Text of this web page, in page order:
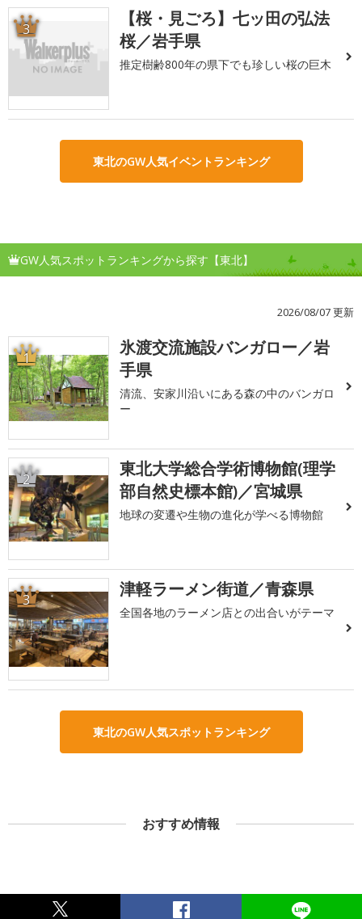
3
【桜・見ごろ】七ッ田の弘法
桜／岩手県
推定樹齢800年の県下でも珍しい桜の巨木
東北のGW人気イベントランキング
GW人気スポットランキングから探す【東北】
2026/08/07 更新
1
氷渡交流施設バンガロー／岩
手県
清流、安家川沿いにある森の中のバンガロ
ー
2
東北大学総合学術博物館(理学
部自然史標本館)／宮城県
地球の変遷や生物の進化が学べる博物館
3 津軽ラーメン街道／青森県
全国各地のラーメン店との出合いがテーマ
東北のGW人気スポットランキング
おすすめ情報